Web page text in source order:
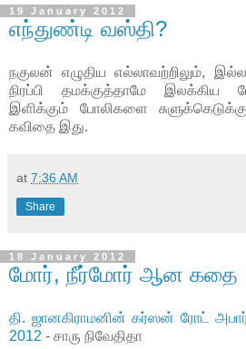
19 January 2012
எந்துண்டி வஸ்தி?
நகுலன் எழுதிய எல்லாவற்றிலும்,
நிரப்பி தமக்குத்தாமே இலக்கிய
இளிக்கும் போலிகளை
கவிதை இது.
at 7:36 AM
Share
18 January 2012
மோர், நீர்மோர் ஆன கதை
தி. ஜானகிராமனின் கர்ஸன் ரோட்
2012 - சாரு நிவேதிதா